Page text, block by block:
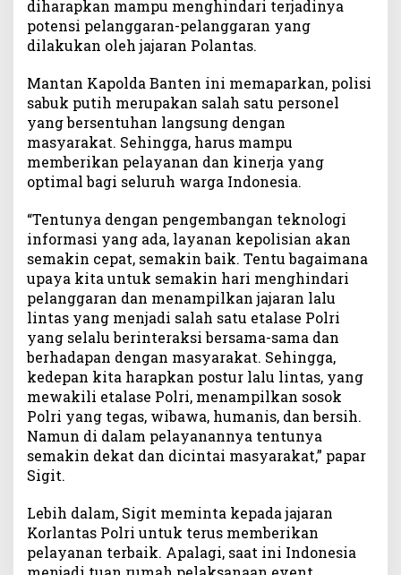
diharapkan mampu menghindari terjadinya
potensi pelanggaran-pelanggaran yang
dilakukan oleh jajaran Polantas.
Mantan Kapolda Banten ini memaparkan, polisi
sabuk putih merupakan salah satu personel
yang bersentuhan langsung dengan
masyarakat. Sehingga, harus mampu
memberikan pelayanan dan kinerja yang
optimal bagi seluruh warga Indonesia.
“Tentunya dengan pengembangan teknologi
informasi yang ada, layanan kepolisian akan
semakin cepat, semakin baik. Tentu bagaimana
upaya kita untuk semakin hari menghindari
pelanggaran dan menampilkan jajaran lalu
lintas yang menjadi salah satu etalase Polri
yang selalu berinteraksi bersama-sama dan
berhadapan dengan masyarakat. Sehingga,
kedepan kita harapkan postur lalu lintas, yang
mewakili etalase Polri, menampilkan sosok
Polri yang tegas, wibawa, humanis, dan bersih.
Namun di dalam pelayanannya tentunya
semakin dekat dan dicintai masyarakat,” papar
Sigit.
Lebih dalam, Sigit meminta kepada jajaran
Korlantas Polri untuk terus memberikan
pelayanan terbaik. Apalagi, saat ini Indonesia